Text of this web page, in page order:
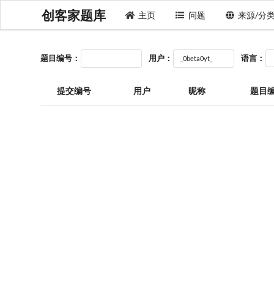
创客家题库 主页 问题 来源/分
题目编号： 用户： 语言：
提交编号 用户 昵称 题目